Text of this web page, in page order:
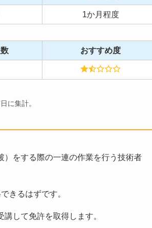
1か月程度
おすすめ度
に集計。
をする際の一連の作業を行う技術者
きるはずです。
して免許を取得します。